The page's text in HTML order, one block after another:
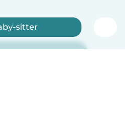
maintenant
sitter